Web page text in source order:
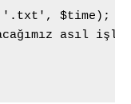
$time); //
asıl